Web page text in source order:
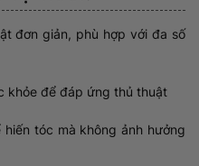
đơn giản, phù hợp với đa số
khỏe để đáp ứng thủ thuật
tóc mà không ảnh hưởng